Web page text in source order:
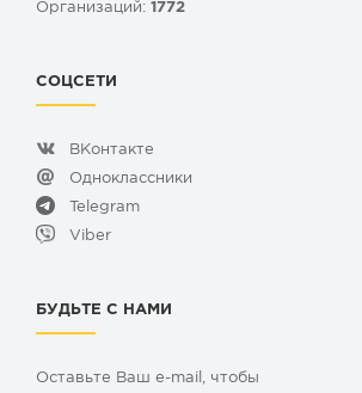
Организаций: 1772
СОЦСЕТИ
ВКонтакте
Одноклассники
Telegram
Viber
БУДЬТЕ С НАМИ
Оставьте Ваш e-mail, чтобы